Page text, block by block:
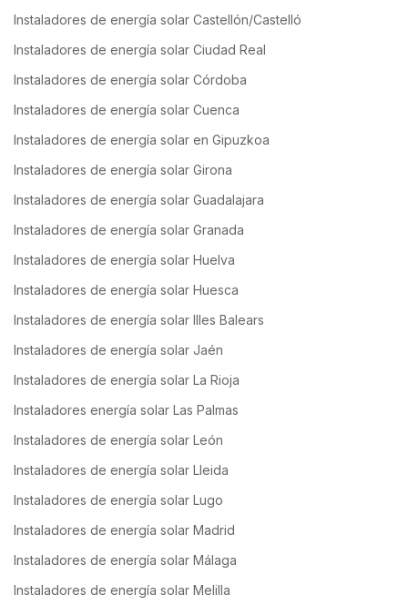
Instaladores de energía solar Castellón/Castelló
Instaladores de energía solar Ciudad Real
Instaladores de energía solar Córdoba
Instaladores de energía solar Cuenca
Instaladores de energía solar en Gipuzkoa
Instaladores de energía solar Girona
Instaladores de energía solar Guadalajara
Instaladores de energía solar Granada
Instaladores de energía solar Huelva
Instaladores de energía solar Huesca
Instaladores de energía solar Illes Balears
Instaladores de energía solar Jaén
Instaladores de energía solar La Rioja
Instaladores energía solar Las Palmas
Instaladores de energía solar León
Instaladores de energía solar Lleida
Instaladores de energía solar Lugo
Instaladores de energía solar Madrid
Instaladores de energía solar Málaga
Instaladores de energía solar Melilla